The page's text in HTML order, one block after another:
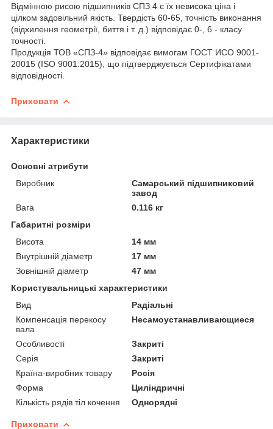
Відмінною рисою підшипників СПЗ 4 є їх невисока ціна і
цілком задовільний якість. Твердість 60-65, точність виконання
(відхилення геометрії, биття і т. д.) відповідає 0-, 6 - класу
точності.
Продукція ТОВ «СПЗ-4» відповідає вимогам ГОСТ ИСО 9001-
20015 (ISO 9001:2015), що підтверджується Сертифікатами
відповідності.
Приховати
Характеристики
Основні атрибути
Виробник
Самарський підшипниковий
завод
Вага
0.116 кг
Габаритні розміри
Висота
14 мм
Внутрішній діаметр
17 мм
Зовнішній діаметр
47 мм
Користувальницькі характеристики
Вид
Радіальні
Компенсація перекосу
вала
Несамоустанавливающиеся
Особливості
Закриті
Серія
Закриті
Країна-виробник товару
Росія
Форма
Циліндричні
Кількість рядів тіл кочення
Однорядні
Приховати